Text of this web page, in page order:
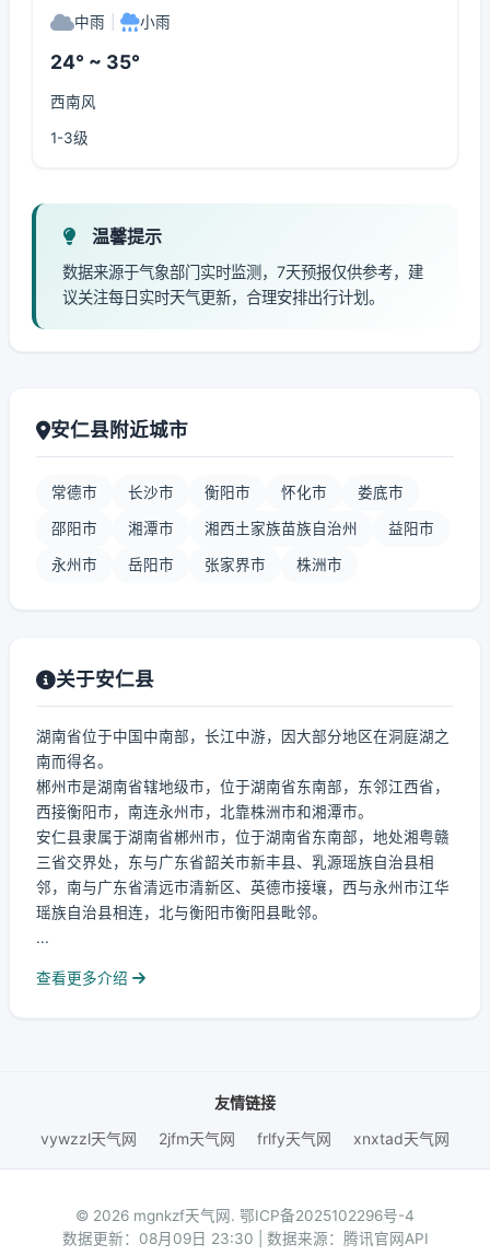
中雨 小雨
24° ~ 35°
西南风
1-3级
温馨提示
数据来源于气象部门实时监测，7天预报仅供参考，建
议关注每日实时天气更新，合理安排出行计划。
安仁县附近城市
常德市 长沙市 衡阳市 怀化市 娄底市
邵阳市 湘潭市 湘西土家族苗族自治州 益阳市
永州市 岳阳市 张家界市 株洲市
关于安仁县
湖南省位于中国中南部，长江中游，因大部分地区在洞庭湖之
南而得名。
郴州市是湖南省辖地级市，位于湖南省东南部，东邻江西省，
西接衡阳市，南连永州市，北靠株洲市和湘潭市。
安仁县隶属于湖南省郴州市，位于湖南省东南部，地处湘粤赣
三省交界处，东与广东省韶关市新丰县、乳源瑶族自治县相
邻，南与广东省清远市清新区、英德市接壤，西与永州市江华
瑶族自治县相连，北与衡阳市衡阳县毗邻。
...
查看更多介绍
友情链接
vywzzl天气网
2jfm天气网 frlfy天气网 xnxtad天气网
© 2026 mgnkzf天气网. 鄂ICP备2025102296号-4
数据更新：08月09日 23:30 | 数据来源：腾讯官网API